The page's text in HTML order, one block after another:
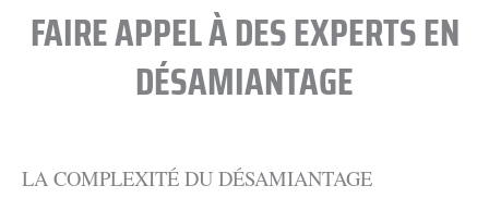
FAIRE APPEL À DES EXPERTS EN
DÉSAMIANTAGE
LA COMPLEXITÉ DU DÉSAMIANTAGE